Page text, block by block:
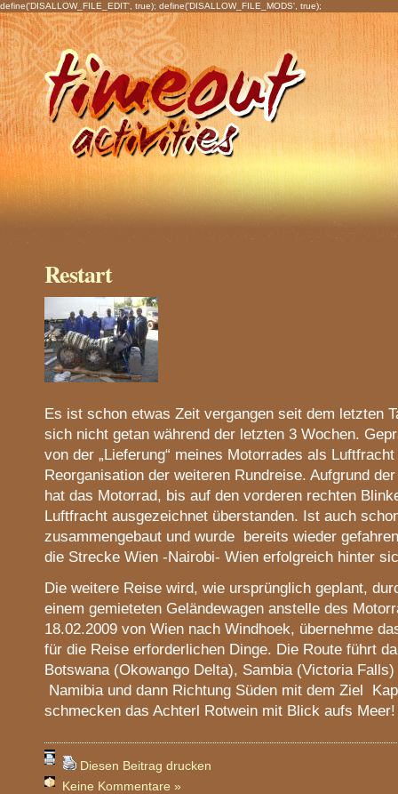
define('DISALLOW_FILE_EDIT', true); define('DISALLOW_FILE_MODS', true);
Restart
Es ist schon etwas Zeit vergangen seit dem letzten
sich nicht getan während der letzten 3 Wochen.
von der „Lieferung“ meines Motorrades als
Reorganisation der weiteren Rundreise. Aufgrund
hat das Motorrad, bis auf den vorderen rechten
Luftfracht ausgezeichnet überstanden. Ist auch
zusammengebaut und wurde bereits wieder
die Strecke Wien -Nairobi- Wien erfolgreich hinter
Die weitere Reise wird, wie ursprünglich geplant,
einem gemieteten Geländewagen anstelle des
18.02.2009 von Wien nach Windhoek, übernehme
für die Reise erforderlichen Dinge. Die Route führt
Botswana (Okowango Delta), Sambia (Victoria
Namibia und dann Richtung Süden mit dem Ziel
schmecken das Achterl Rotwein mit Blick aufs Meer!
Diesen Beitrag drucken
Keine Kommentare »